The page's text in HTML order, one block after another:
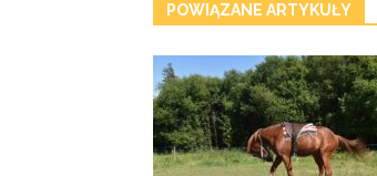
POWIĄZANE ARTYKUŁY